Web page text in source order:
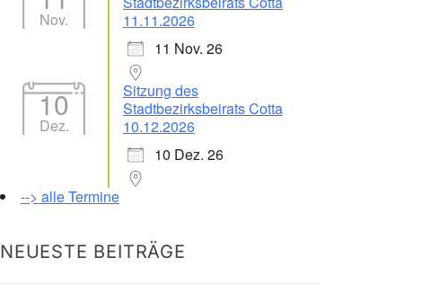
Nov.
11.11.2026
11 Nov. 26
10
Dez.
Sitzung des
Stadtbezirksbeirats Cotta
10.12.2026
10 Dez. 26
--> alle Termine
NEUESTE BEITRÄGE